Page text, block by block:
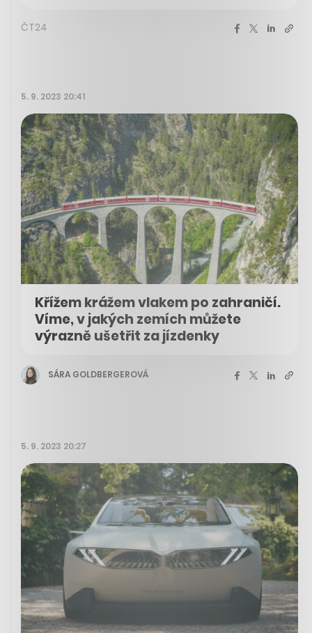
ČT24
5. 9. 2023 20:41
Křížem krážem vlakem po zahraničí.
Víme, v jakých zemích můžete
výrazně ušetřit za jízdenky
SÁRA GOLDBERGEROVÁ
5. 9. 2023 20:27